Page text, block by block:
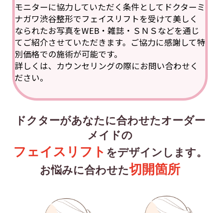
モニターに協力していただく条件としてドクターミ
ナガワ渋谷整形でフェイスリフトを受けて美しく
なられたお写真をWEB・雑誌・ＳＮＳなどを通じ
てご紹介させていただきます。ご協力に感謝して特
別価格での施術が可能です。
詳しくは、カウンセリングの際にお問い合わせく
ださい。
ドクターがあなたに合わせたオーダー
メイドの
フェイスリフト をデザインします。
お悩みに合わせた切開箇所